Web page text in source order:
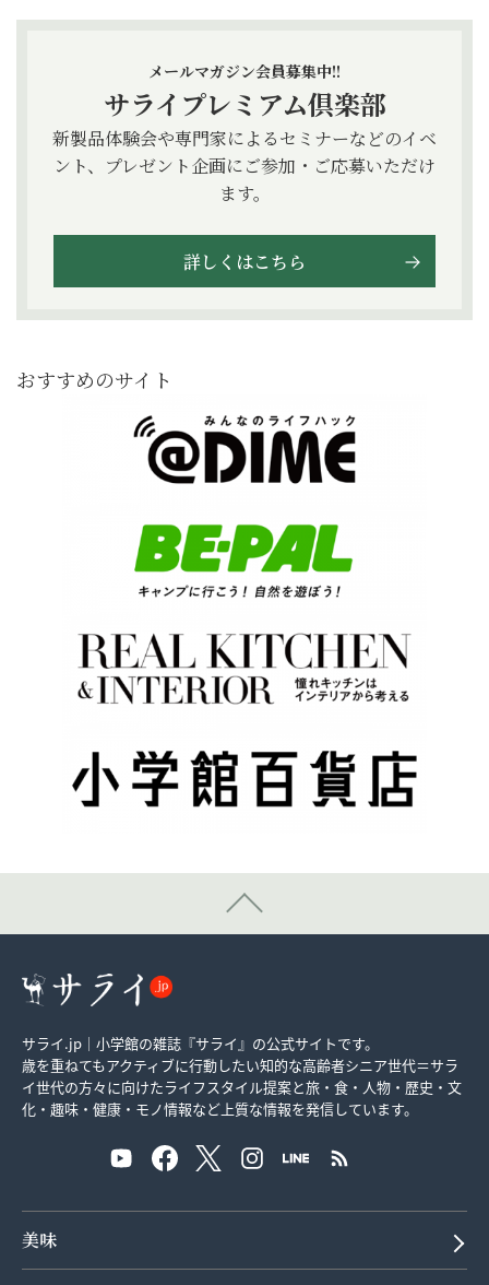
メールマガジン会員募集中!!
サライプレミアム倶楽部
新製品体験会や専門家によるセミナーなどのイベ
ント、プレゼント企画にご参加・ご応募いただけ
ます。
詳しくはこちら
おすすめのサイト
サライ.jp｜小学館の雑誌『サライ』の公式サイトです。
歳を重ねてもアクティブに行動したい知的な高齢者シニア世代＝サラ
イ世代の方々に向けたライフスタイル提案と旅・食・人物・歴史・文
化・趣味・健康・モノ情報など上質な情報を発信しています。
美味